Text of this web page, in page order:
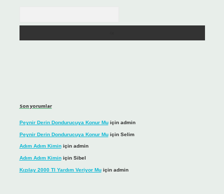
Son yorumlar
Peynir Derin Dondurucuya Konur Muiçin admin
Peynir Derin Dondurucuya Konur Muiçin Selim
Adım Adım Kiminiçin admin
Adım Adım Kiminiçin Sibel
Kızılay 2000 Tl Yardım Veriyor Muiçin admin